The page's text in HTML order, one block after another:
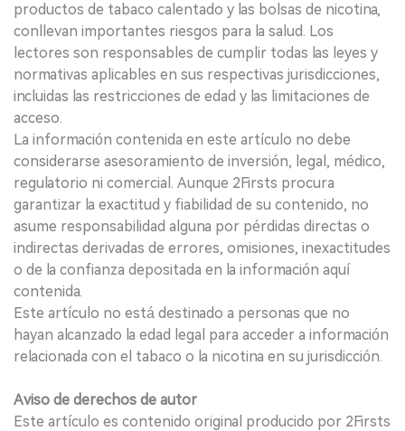
productos de tabaco calentado y las bolsas de nicotina,
conllevan importantes riesgos para la salud. Los
lectores son responsables de cumplir todas las leyes y
normativas aplicables en sus respectivas jurisdicciones,
incluidas las restricciones de edad y las limitaciones de
acceso.
La información contenida en este artículo no debe
considerarse asesoramiento de inversión, legal, médico,
regulatorio ni comercial. Aunque 2Firsts procura
garantizar la exactitud y fiabilidad de su contenido, no
asume responsabilidad alguna por pérdidas directas o
indirectas derivadas de errores, omisiones, inexactitudes
o de la confianza depositada en la información aquí
contenida.
Este artículo no está destinado a personas que no
hayan alcanzado la edad legal para acceder a información
relacionada con el tabaco o la nicotina en su jurisdicción.
Aviso de derechos de autor
Este artículo es contenido original producido por 2Firsts